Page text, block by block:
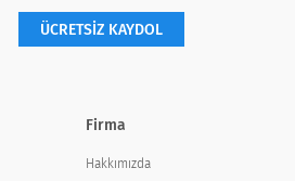
ÜCRETSİZ KAYDOL
Firma
Hakkımızda